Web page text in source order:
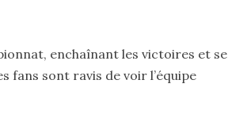
enchaînant les victoires et se
fans sont ravis de voir l’équipe